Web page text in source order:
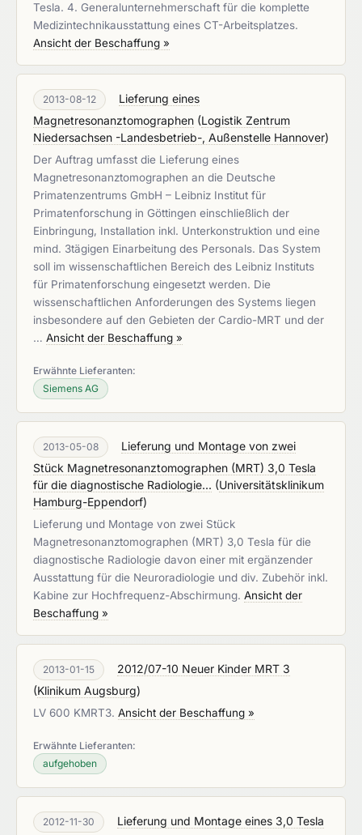
Tesla. 4. Generalunternehmerschaft für die komplette
Medizintechnikausstattung eines CT-Arbeitsplatzes.
Ansicht der Beschaffung »
2013-08-12
Lieferung eines
Magnetresonanztomographen (Logistik Zentrum
Niedersachsen -Landesbetrieb-, Außenstelle Hannover)
Der Auftrag umfasst die Lieferung eines
Magnetresonanztomographen an die Deutsche
Primatenzentrums GmbH – Leibniz Institut für
Primatenforschung in Göttingen einschließlich der
Einbringung, Installation inkl. Unterkonstruktion und eine
mind. 3tägigen Einarbeitung des Personals. Das System
soll im wissenschaftlichen Bereich des Leibniz Instituts
für Primatenforschung eingesetzt werden. Die
wissenschaftlichen Anforderungen des Systems liegen
insbesondere auf den Gebieten der Cardio-MRT und der
… Ansicht der Beschaffung »
Erwähnte Lieferanten:
Siemens AG
2013-05-08
Lieferung und Montage von zwei
Stück Magnetresonanztomographen (MRT) 3,0 Tesla
für die diagnostische Radiologie... (Universitätsklinikum
Hamburg-Eppendorf)
Lieferung und Montage von zwei Stück
Magnetresonanztomographen (MRT) 3,0 Tesla für die
diagnostische Radiologie davon einer mit ergänzender
Ausstattung für die Neuroradiologie und div. Zubehör inkl.
Kabine zur Hochfrequenz-Abschirmung. Ansicht der
Beschaffung »
2013-01-15
2012/07-10 Neuer Kinder MRT 3
(Klinikum Augsburg)
LV 600 KMRT3. Ansicht der Beschaffung »
Erwähnte Lieferanten:
aufgehoben
2012-11-30
Lieferung und Montage eines 3,0 Tesla